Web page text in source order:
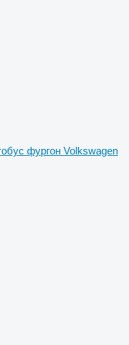
фургон Volkswagen